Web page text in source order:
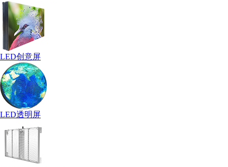
LED创意屏
LED透明屏